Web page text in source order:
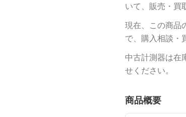
いて、販売・買
現在、この商品
で、購入相談・
中古計測器は在
せください。
商品概要